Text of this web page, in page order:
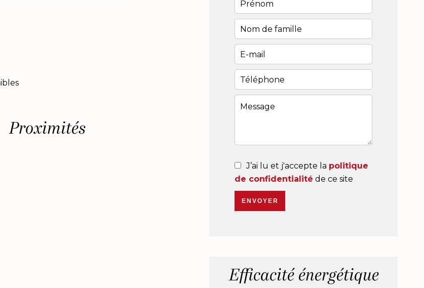
Proximités
J’ai lu et j'accepte la politique
de confidentialité de ce site
ENVOYER
Efficacité énergétique